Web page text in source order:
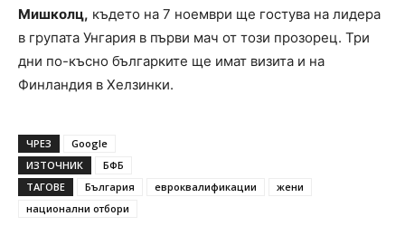
Мишколц, където на 7 ноември ще гостува на лидера
в групата Унгария в първи мач от този прозорец. Три
дни по-късно българките ще имат визита и на
Финландия в Хелзинки.
ЧРЕЗ
Google
ИЗТОЧНИК
БФБ
ТАГОВЕ
България евроквалификации
жени
национални отбори